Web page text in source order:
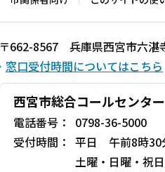
〒662-8567 兵庫県西宮市六湛
窓口受付時間についてはこちら
西宮市総合コールセンター
電話番号：
0798-36-5000
受付時間： 平日 午前8時30
土曜・日曜・祝